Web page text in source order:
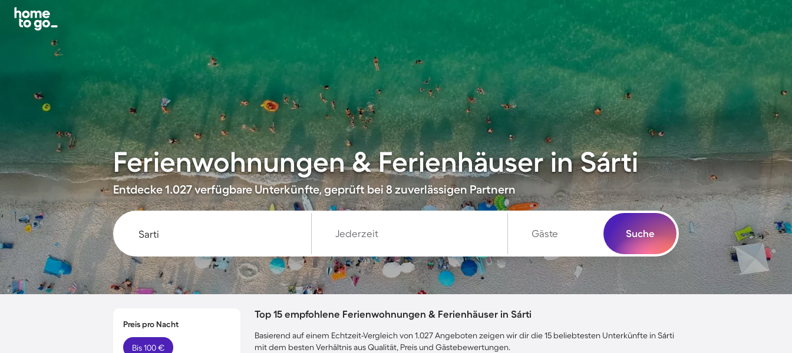
Ferienwohnungen & Ferienhäuser in Sárti
Entdecke 1.027 verfügbare Unterkünfte, geprüft bei 8 zuverlässigen Partnern
Jederzeit Gäste Suche
Preis pro Nacht
Bis 100 €
Top 15 empfohlene Ferienwohnungen & Ferienhäuser in Sárti
Basierend auf einem Echtzeit-Vergleich von 1.027 Angeboten zeigen wir dir die 15 beliebtesten Unterkünfte in Sárti
mit dem besten Verhältnis aus Qualität, Preis und Gästebewertungen.